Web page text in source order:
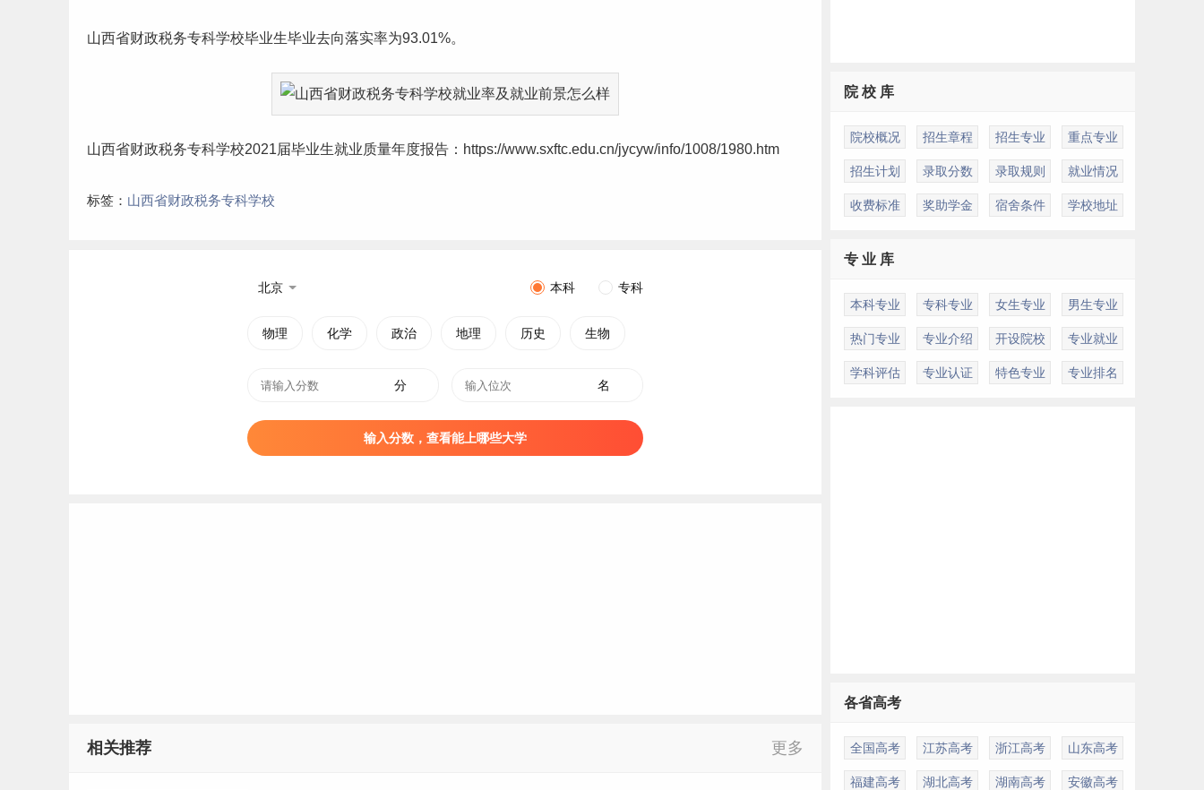
山西省财政税务专科学校毕业生毕业去向落实率为93.01%。
山西省财政税务专科学校2021届毕业生就业质量年度报告：https://www.sxftc.edu.cn/jycyw/info/1008/1980.htm
标签： 山西省财政税务专科学校
北京 本科 专科
物理 化学 政治 地理 历史 生物
分 名
输入分数，查看能上哪些大学
相关推荐 更多
院 校 库
院校概况 招生章程 招生专业 重点专业
招生计划 录取分数 录取规则 就业情况
收费标准 奖助学金 宿舍条件 学校地址
专 业 库
本科专业 专科专业 女生专业 男生专业
热门专业 专业介绍 开设院校 专业就业
学科评估 专业认证 特色专业 专业排名
各省高考
全国高考 江苏高考 浙江高考 山东高考
福建高考 湖北高考 湖南高考 安徽高考